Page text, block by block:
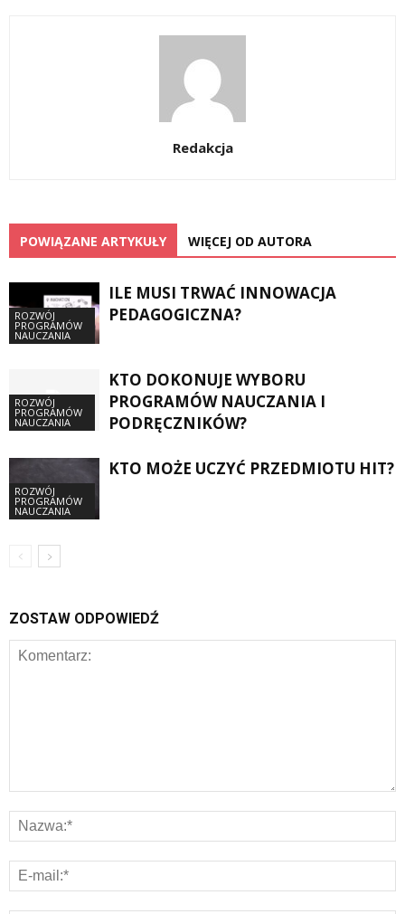
Redakcja
POWIĄZANE ARTYKUŁY WIĘCEJ OD AUTORA
ROZWÓJ
PROGRAMÓW
NAUCZANIA
ILE MUSI TRWAĆ INNOWACJA
PEDAGOGICZNA?
ROZWÓJ
PROGRAMÓW
NAUCZANIA
KTO DOKONUJE WYBORU
PROGRAMÓW NAUCZANIA I
PODRĘCZNIKÓW?
ROZWÓJ
PROGRAMÓW
NAUCZANIA
KTO MOŻE UCZYĆ PRZEDMIOTU HIT?
ZOSTAW ODPOWIEDŹ